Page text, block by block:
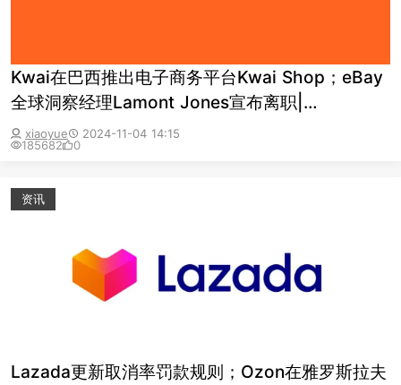
Kwai在巴西推出电子商务平台Kwai Shop；eBay
全球洞察经理Lamont Jones宣布离职|
Morketing Global 出海日报11.4
xiaoyue
2024-11-04 14:15
185682
0
资讯
Lazada更新取消率罚款规则；Ozon在雅罗斯拉夫